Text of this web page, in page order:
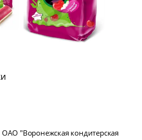
ОАО "Воронежская кондитерская